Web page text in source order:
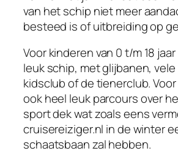
van het schip niet meer
besteed is of uitbreiding op
Voor kinderen van 0 t/m 18
leuk schip, met glijbanen, vele
kidsclub of de tienerclub.
ook heel leuk parcours over
sport dek wat zoals eens
cruisereiziger.nl in de winter
schaatsbaan zal hebben.